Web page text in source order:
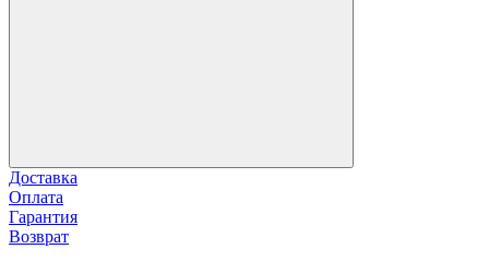
Доставка
Оплата
Гарантия
Возврат